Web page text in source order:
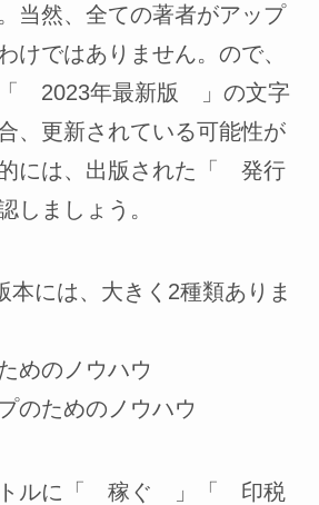
当然、全ての著者がアップ
けではありません。ので、
「 2023年最新版 」の文字
、更新されている可能性が
には、出版された「 発行
ましょう。
本には、大きく2種類ありま
めのノウハウ
のためのノウハウ
トルに「 稼ぐ 」「 印税